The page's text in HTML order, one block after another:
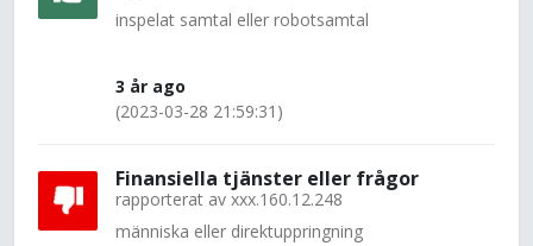
inspelat samtal eller robotsamtal
3 år ago
(2023-03-28 21:59:31)
Finansiella tjänster eller frågor
rapporterat av xxx.160.12.248
människa eller direktuppringning